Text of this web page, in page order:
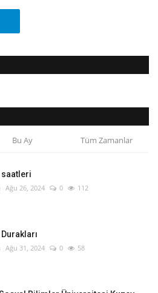
Bu Ay Tüm Zamanlar
saatleri
Ağu 26, 2024 0 112
Ağu 31, 2024 0 58